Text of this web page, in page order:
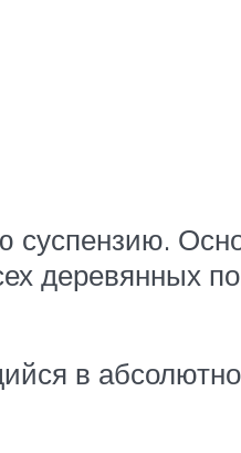
суспензию.
деревянных
в